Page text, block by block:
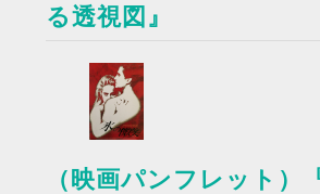
る透視図』
（映画パンフレット）